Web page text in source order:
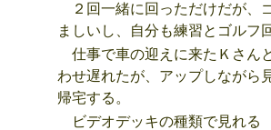
２回一緒に回っただけだが、
ましいし、自分も練習とゴルフ
仕事で車の迎えに来たＫさん
わせ遅れたが、アップしながら
帰宅する。
ビデオデッキの種類で見れる